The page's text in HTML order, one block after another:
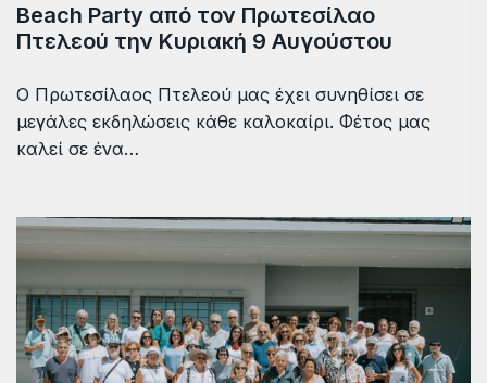
Beach Party από τον Πρωτεσίλαο
Πτελεού την Κυριακή 9 Αυγούστου
Ο Πρωτεσίλαος Πτελεού μας έχει συνηθίσει σε
μεγάλες εκδηλώσεις κάθε καλοκαίρι. Φέτος μας
καλεί σε ένα…